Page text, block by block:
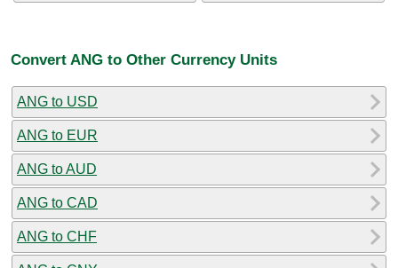
Convert ANG to Other Currency Units
ANG to USD
ANG to EUR
ANG to AUD
ANG to CAD
ANG to CHF